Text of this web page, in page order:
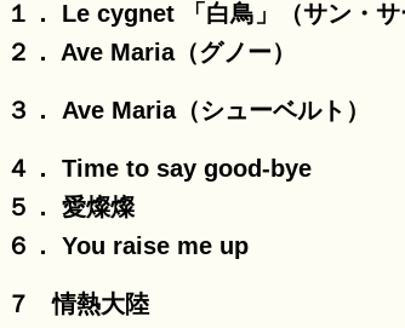
１． Le cygnet 「白鳥」（サン・サ
２． Ave Maria（グノー）
３． Ave Maria（シューベルト）
４． Time to say good-bye
５． 愛燦燦
６． You raise me up
７ 情熱大陸